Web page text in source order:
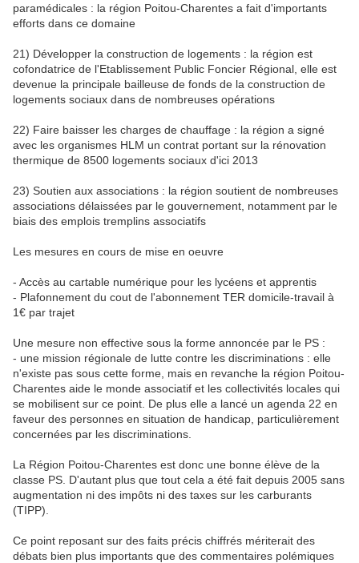
paramédicales : la région Poitou-Charentes a fait d'importants
efforts dans ce domaine
21) Développer la construction de logements : la région est
cofondatrice de l'Etablissement Public Foncier Régional, elle est
devenue la principale bailleuse de fonds de la construction de
logements sociaux dans de nombreuses opérations
22) Faire baisser les charges de chauffage : la région a signé
avec les organismes HLM un contrat portant sur la rénovation
thermique de 8500 logements sociaux d'ici 2013
23) Soutien aux associations : la région soutient de nombreuses
associations délaissées par le gouvernement, notamment par le
biais des emplois tremplins associatifs
Les mesures en cours de mise en oeuvre
- Accès au cartable numérique pour les lycéens et apprentis
- Plafonnement du cout de l'abonnement TER domicile-travail à
1€ par trajet
Une mesure non effective sous la forme annoncée par le PS :
- une mission régionale de lutte contre les discriminations : elle
n'existe pas sous cette forme, mais en revanche la région Poitou-
Charentes aide le monde associatif et les collectivités locales qui
se mobilisent sur ce point. De plus elle a lancé un agenda 22 en
faveur des personnes en situation de handicap, particulièrement
concernées par les discriminations.
La Région Poitou-Charentes est donc une bonne élève de la
classe PS. D'autant plus que tout cela a été fait depuis 2005 sans
augmentation ni des impôts ni des taxes sur les carburants
(TIPP).
Ce point reposant sur des faits précis chiffrés mériterait des
débats bien plus importants que des commentaires polémiques